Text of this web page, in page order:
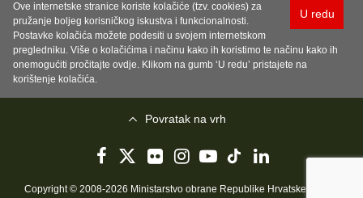
U redu
Ove internetske stranice koriste kolačiće (tzv. cookies) za
pružanje boljeg korisničkog iskustva i funkcionalnosti.
Postavke kolačića možete podesiti u svojem internetskom
pregledniku. Više o kolačićima i načinu kako ih koristimo te načinu kako ih
onemogućiti pročitajte ovdje. Klikom na gumb ‘U redu’ pristajete na
korištenje kolačića.
Povratak na vrh
Copyright © 2008-2026 Ministarstvo obrane Republike Hrvatske..